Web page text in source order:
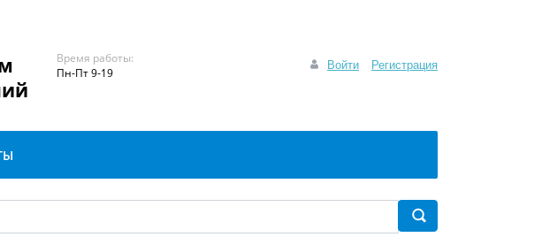
Войти Регистрация
Время работы:
Пн-Пт 9-19